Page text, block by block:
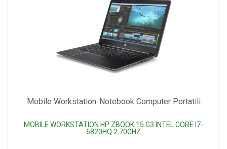
Mobile Workstation, Notebook Computer Portatili
MOBILE WORKSTATION HP ZBOOK 15 G3 INTEL CORE I7-
6820HQ 2.70GHZ